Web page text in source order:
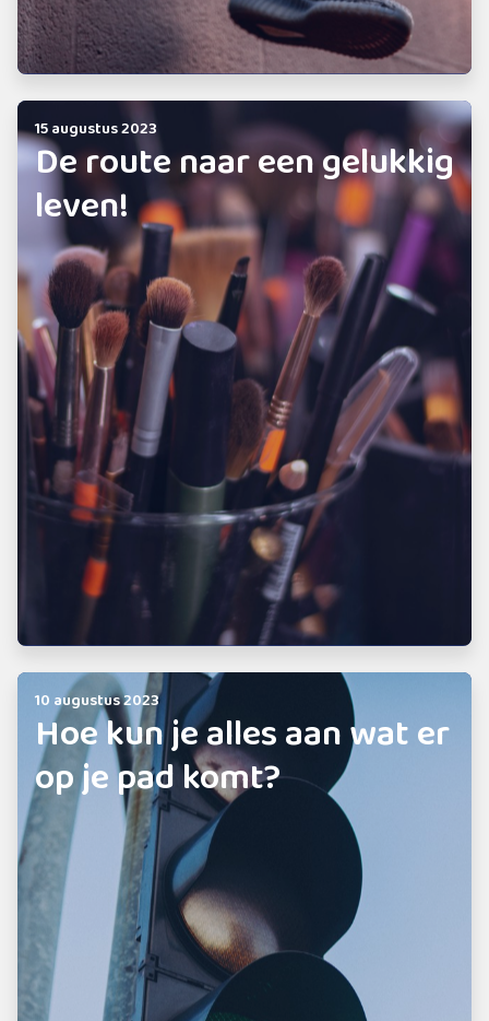
15 augustus 2023
De route naar een gelukkig
leven!
10 augustus 2023
Hoe kun je alles aan wat er
op je pad komt?